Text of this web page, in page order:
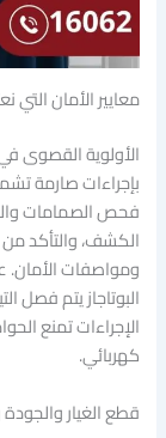
معايير الأمان التي
الأولوية القصوى
بإجراءات صارمة
فحص الصمامات
الكشف، والتأكد
ومواصفات الأمان.
البوتاجاز يتم فصل
الإجراءات تمنع
كهربائي.
قطع الغيار